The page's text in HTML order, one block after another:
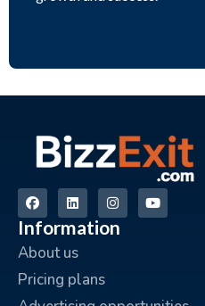
Information
About us
Pricing plans